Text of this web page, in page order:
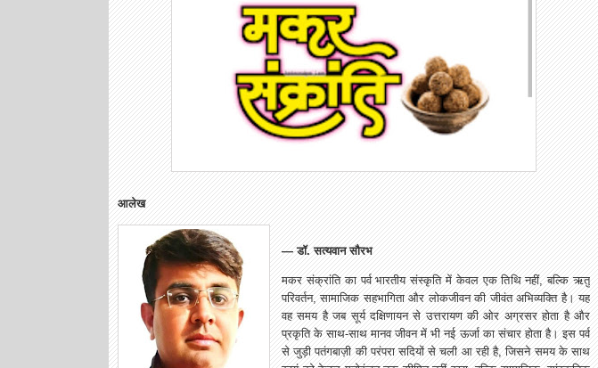
आलेख
— डॉ. सत्यवान सौरभ
मकर संक्रांति का पर्व भारतीय संस्कृति में केवल एक तिथि नहीं, बल्कि ऋतु
परिवर्तन, सामाजिक सहभागिता और लोकजीवन की जीवंत अभिव्यक्ति है। यह
वह समय है जब सूर्य दक्षिणायन से उत्तरायण की ओर अग्रसर होता है और
प्रकृति के साथ-साथ मानव जीवन में भी नई ऊर्जा का संचार होता है। इस पर्व
से जुड़ी पतंगबाज़ी की परंपरा सदियों से चली आ रही है, जिसने समय के साथ